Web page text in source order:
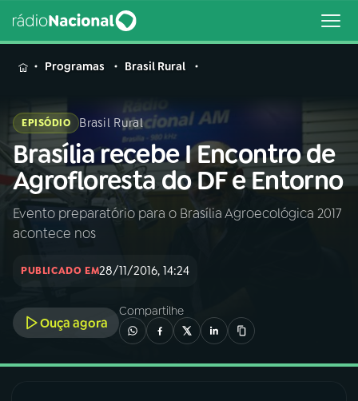
MENU
Buscar
na
Rádio
Nacional
Buscar
Programas Brasil Rural
EPISÓDIO Brasil Rural
Brasília recebe I Encontro de
Agrofloresta do DF e Entorno
Evento preparatório para o Brasília Agroecológica 2017
acontece nos
PUBLICADO EM28/11/2016, 14:24
Ouça agora
Compartilhe